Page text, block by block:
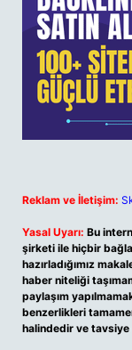
Reklam ve İletişim:
Yasal Uyarı: Bu
şirketi ile hiçbir
hazırladığımız
haber niteliği
paylaşım
benzerlikleri
halindedir ve tavsiye